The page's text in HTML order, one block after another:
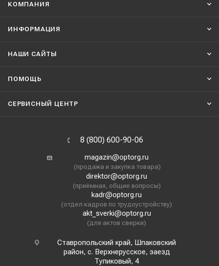
КОМПАНИЯ
ИНФОРМАЦИЯ
НАШИ CАЙТЫ
ПОМОЩЬ
СЕРВИСНЫЙ ЦЕНТР
8 (800) 600-90-06
magazin@optorg.ru
(продажа и закупка товара)
direktor@optorg.ru
(приёмная, общие вопросы)
kadr@optorg.ru
(отдел кадров по трудоустройству)
akt_sverki@optorg.ru
(для актов сверки)
Ставропольский край, Шпаковский
район, с. Верхнерусское, заезд
Тупиковый, 4